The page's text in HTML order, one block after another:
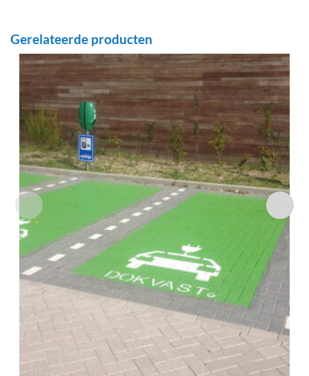
Gerelateerde producten